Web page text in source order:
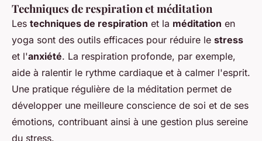
Techniques de respiration et méditation
Les techniques de respiration et la méditation en
yoga sont des outils efficaces pour réduire le stress
et l'anxiété. La respiration profonde, par exemple,
aide à ralentir le rythme cardiaque et à calmer l'esprit.
Une pratique régulière de la méditation permet de
développer une meilleure conscience de soi et de ses
émotions, contribuant ainsi à une gestion plus sereine
du stress.